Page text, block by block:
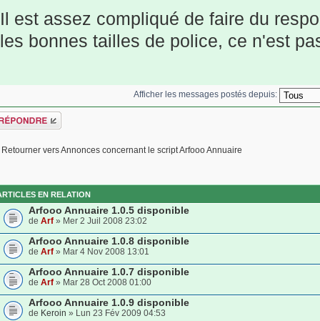
Il est assez compliqué de faire du
les bonnes tailles de police, ce n'est
Afficher les messages postés depuis:
Retourner vers Annonces concernant le script Arfooo Annuaire
EN RELATION
Arfooo Annuaire 1.0.5 disponible
de Arf » Mer 2 Juil 2008 23:02
Arfooo Annuaire 1.0.8 disponible
de Arf » Mar 4 Nov 2008 13:01
Arfooo Annuaire 1.0.7 disponible
de Arf » Mar 28 Oct 2008 01:00
Arfooo Annuaire 1.0.9 disponible
de Keroin » Lun 23 Fév 2009 04:53